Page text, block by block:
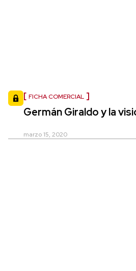
FICHA COMERCIAL
Germán Giraldo y la
marzo 15, 2020